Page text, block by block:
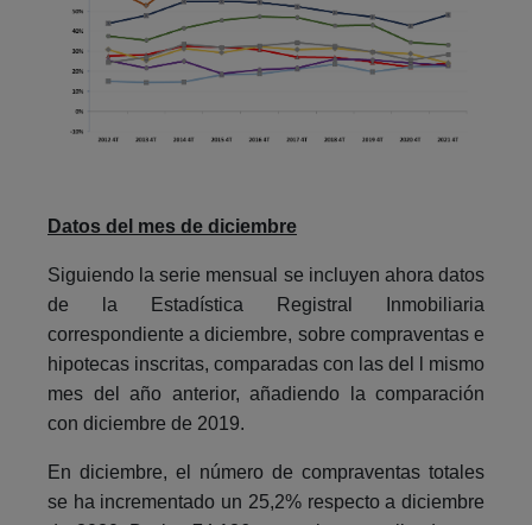
Datos del mes de diciembre
Siguiendo la serie mensual se incluyen ahora datos
de la Estadística Registral Inmobiliaria
correspondiente a diciembre, sobre compraventas e
hipotecas inscritas, comparadas con las del l mismo
mes del año anterior, añadiendo la comparación
con diciembre de 2019.
En diciembre, el número de compraventas totales
se ha incrementado un 25,2% respecto a diciembre